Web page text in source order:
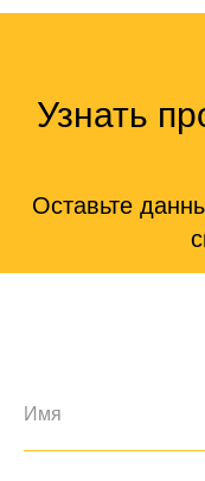
Узнать
Оставьте